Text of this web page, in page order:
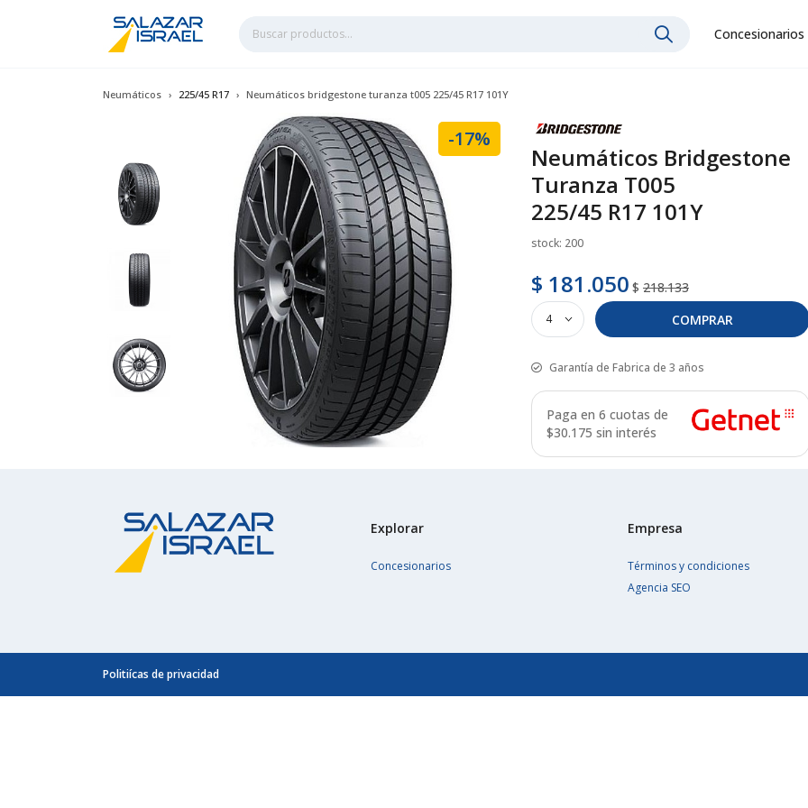
Concesionarios
Neumáticos 225/45 R17 Neumáticos bridgestone turanza t005 225/45 R17 101Y
-17%
Neumáticos Bridgestone
Turanza T005
225/45 R17 101Y
stock: 200
$ 181.050 $ 218.133
COMPRAR
Garantía de Fabrica de 3 años
Paga en 6 cuotas de
$30.175 sin interés
Explorar
Concesionarios
Empresa
Términos y condiciones
Agencia SEO
Politiícas de privacidad